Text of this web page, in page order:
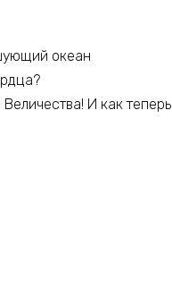
океан
И как теперь